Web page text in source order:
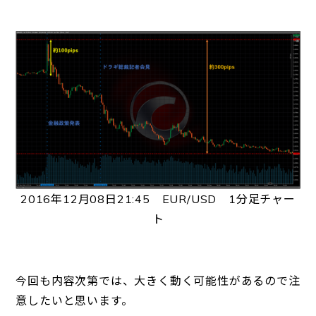
2016年12月08日21:45 EUR/USD 1分足チャー
ト
今回も内容次第では、大きく動く可能性があるので注
意したいと思います。